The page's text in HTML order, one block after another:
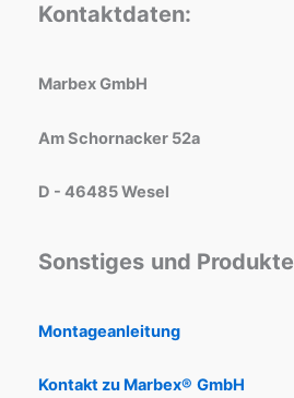
Kontaktdaten:
Marbex GmbH
Am Schornacker 52a
D - 46485 Wesel
Sonstiges und Produkte
Montageanleitung
Kontakt zu Marbex® GmbH